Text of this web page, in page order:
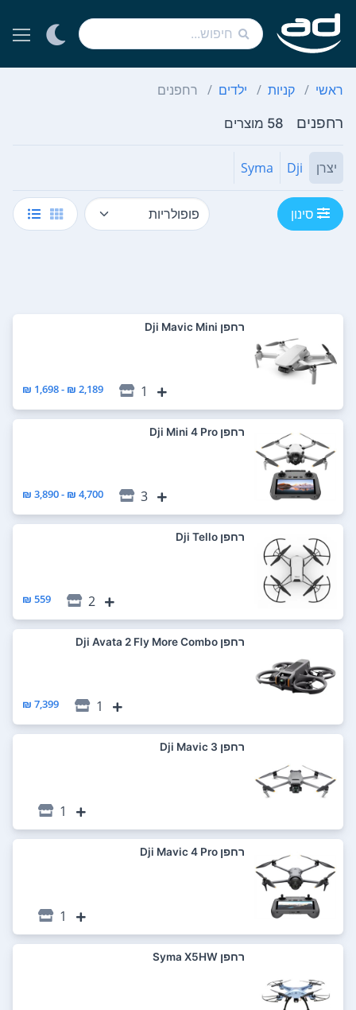
ראשי קניות ילדים רחפנים
רחפנים 58 מוצרים
יצרן Dji
Syma
סינון
רחפן Dji Mavic Mini
1
2,189 ₪ - 1,698 ₪
רחפן Dji Mini 4 Pro
3
4,700 ₪ - 3,890 ₪
רחפן Dji Tello
2
559 ₪
רחפן Dji Avata 2 Fly More Combo
1
7,399 ₪
רחפן Dji Mavic 3
1
רחפן Dji Mavic 4 Pro
1
רחפן Syma X5HW